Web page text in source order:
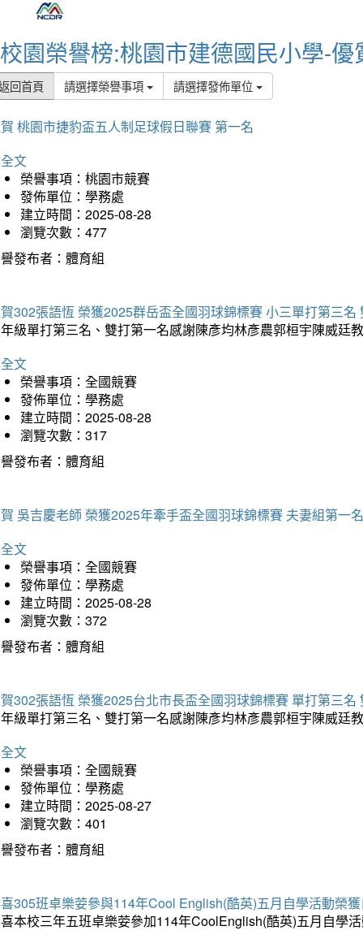
校園榮譽榜:桃園市建德國民小學-優
回首頁 請選擇榮譽事項 請選擇發佈單位
桃園市捷豹盃五人制足球假日聯賽 第一名
文
榮譽事項：桃園市競賽
發佈單位：學務處
建立時間：2025-08-28
瀏覽次數：477
發布者：體育組
302張語恆 榮獲2025群岳盃全國羽球錦標賽 小三單打第三名
級單打第三名、雙打第一名感謝陳彥均林彥農郭桓宇陳威廷
文
榮譽事項：全國競賽
發佈單位：學務處
建立時間：2025-08-28
瀏覽次數：317
發布者：體育組
吳吉慶老師 榮獲2025年牽手盃全國羽球錦標賽 夫妻組第一名
文
榮譽事項：全國競賽
發佈單位：學務處
建立時間：2025-08-28
瀏覽次數：372
發布者：體育組
302張語恆 榮獲2025台北市長盃全國羽球錦標賽 單打第三名
級單打第三名、雙打第一名感謝陳彥均林彥農郭桓宇陳威廷
文
榮譽事項：全國競賽
發佈單位：學務處
建立時間：2025-08-27
瀏覽次數：401
發布者：體育組
305班卓樂荌參與114年Cool English(酷英)五月自學活動榮
本校三年五班卓樂荌參加114年CoolEnglish(酷英)五月自學